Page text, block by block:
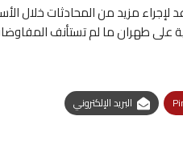
لإجراء مزيد من المحادثات خلال
على طهران ما لم تستأنف
البريد الإلكتروني